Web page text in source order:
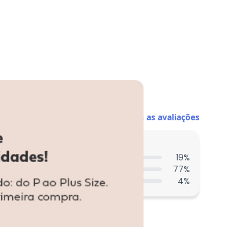
Ver todas as avaliações
do comprimento?
19%
77%
4%